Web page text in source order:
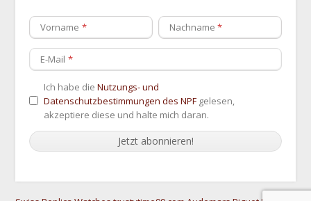
Vorname Nachname
E-Mail
Ich habe dieNutzungs- und
Datenschutzbestimmungen des NPF gelesen,
akzeptiere diese und halte mich daran.